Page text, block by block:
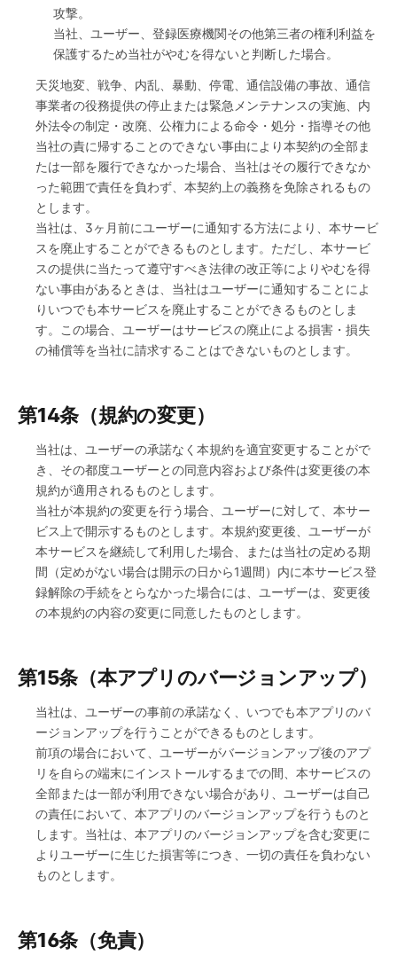
攻撃。
当社、ユーザー、登録医療機関その他第三者の権利利益を
保護するため当社がやむを得ないと判断した場合。
天災地変、戦争、内乱、暴動、停電、通信設備の事故、通信
事業者の役務提供の停止または緊急メンテナンスの実施、内
外法令の制定・改廃、公権力による命令・処分・指導その他
当社の責に帰することのできない事由により本契約の全部ま
たは一部を履行できなかった場合、当社はその履行できなか
った範囲で責任を負わず、本契約上の義務を免除されるもの
とします。
当社は、3ヶ月前にユーザーに通知する方法により、本サービ
スを廃止することができるものとします。ただし、本サービ
スの提供に当たって遵守すべき法律の改正等によりやむを得
ない事由があるときは、当社はユーザーに通知することによ
りいつでも本サービスを廃止することができるものとしま
す。この場合、ユーザーはサービスの廃止による損害・損失
の補償等を当社に請求することはできないものとします。
第14条（規約の変更）
当社は、ユーザーの承諾なく本規約を適宜変更することがで
き、その都度ユーザーとの同意内容および条件は変更後の本
規約が適用されるものとします。
当社が本規約の変更を行う場合、ユーザーに対して、本サー
ビス上で開示するものとします。本規約変更後、ユーザーが
本サービスを継続して利用した場合、または当社の定める期
間（定めがない場合は開示の日から1週間）内に本サービス登
録解除の手続をとらなかった場合には、ユーザーは、変更後
の本規約の内容の変更に同意したものとします。
第15条（本アプリのバージョンアップ）
当社は、ユーザーの事前の承諾なく、いつでも本アプリのバ
ージョンアップを行うことができるものとします。
前項の場合において、ユーザーがバージョンアップ後のアプ
リを自らの端末にインストールするまでの間、本サービスの
全部または一部が利用できない場合があり、ユーザーは自己
の責任において、本アプリのバージョンアップを行うものと
します。当社は、本アプリのバージョンアップを含む変更に
よりユーザーに生じた損害等につき、一切の責任を負わない
ものとします。
第16条（免責）